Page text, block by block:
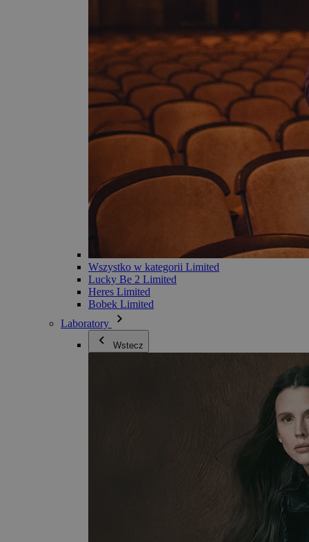
Wszystko w kategorii Limited
Lucky Be 2 Limited
Heres Limited
Bobek Limited
Laboratory
Wstecz